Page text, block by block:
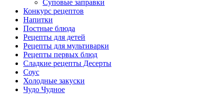
Суповые заправки
Конкурс рецептов
Напитки
Постные блюда
Рецепты для детей
Рецепты для мультиварки
Рецепты первых блюд
Сладкие рецепты Десерты
Соус
Холодные закуски
Чудо Чудное